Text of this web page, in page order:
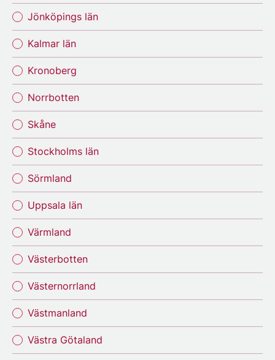
Jönköpings län
Kalmar län
Kronoberg
Norrbotten
Skåne
Stockholms län
Sörmland
Uppsala län
Värmland
Västerbotten
Västernorrland
Västmanland
Västra Götaland